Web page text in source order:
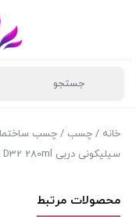
خانه / چسب / چسب
سیلیکونی دربی Derby D32 280ml
محصولات مرتبط